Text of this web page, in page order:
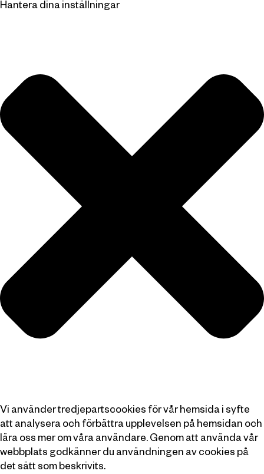
Hantera dina inställningar
Vi använder tredjepartscookies för vår hemsida i syfte
att analysera och förbättra upplevelsen på hemsidan och
lära oss mer om våra användare. Genom att använda vår
webbplats godkänner du användningen av cookies på
det sätt som beskrivits.